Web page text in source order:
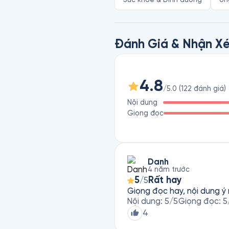
thông tin về việc phòng
Ai cũng nghĩ mình đang làm
sau: những kẻ bán hàng lợi
khốn cùng tuyệt vọng bán
y học hiện đại cho đến khi
Ngoài cuốn sách Ung Thư:
Ung Thư: Thế Nào Mới
thông tin cô đọng, đi kèm
chính và ghi nhớ lâu các kiến
Đánh Giá & Nhận
4.8/5.0 (122 đánh giá)
Nội dung
Giọng đọc
Danh
4 năm trước
5/5 Rất hay
Giọng đọc hay, nội dung ý
Nội dung: 5/5Giọng đọc: 5
4